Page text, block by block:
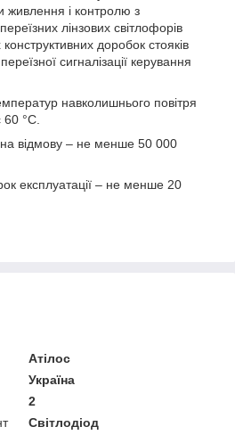
живлення і контролю з
лінзових світлофорів
доробок стояків
сигналізації керування
навколишнього повітря
60 °С.
на відмову – не менше 50 000
експлуатації – не менше 20
Атілос
Україна
2
Світлодіод